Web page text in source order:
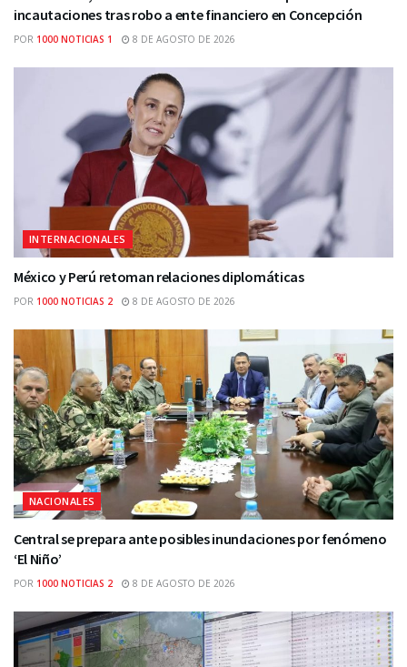
incautaciones tras robo a ente financiero en Concepción
POR 1000 NOTICIAS 1 8 DE AGOSTO DE 2026
INTERNACIONALES
México y Perú retoman relaciones diplomáticas
POR 1000 NOTICIAS 2 8 DE AGOSTO DE 2026
NACIONALES
Central se prepara ante posibles inundaciones por fenómeno
‘El Niño’
POR 1000 NOTICIAS 2 8 DE AGOSTO DE 2026